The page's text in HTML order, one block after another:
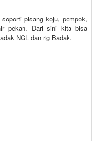
pisang keju, pempek,
pekan. Dari sini kita bisa
NGL dan rig Badak.